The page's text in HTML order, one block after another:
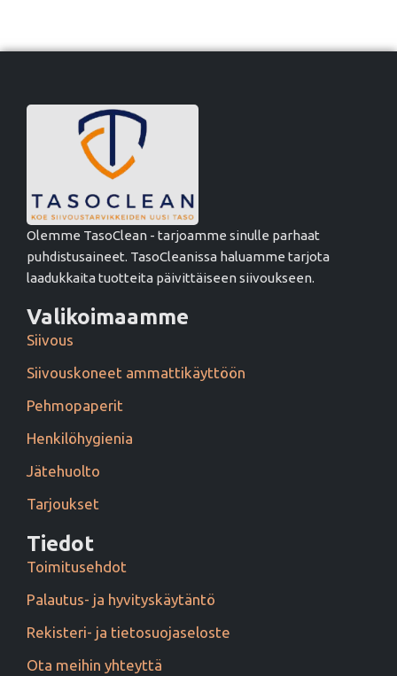
Olemme TasoClean - tarjoamme sinulle parhaat
puhdistusaineet. TasoCleanissa haluamme tarjota
laadukkaita tuotteita päivittäiseen siivoukseen.
Valikoimaamme
Siivous
Siivouskoneet ammattikäyttöön
Pehmopaperit
Henkilöhygienia
Jätehuolto
Tarjoukset
Tiedot
Toimitusehdot
Palautus- ja hyvityskäytäntö
Rekisteri- ja tietosuojaseloste
Ota meihin yhteyttä